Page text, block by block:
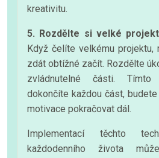
kreativitu.
5. Rozdělte si velké
Když čelíte velkému projektu,
zdát obtížné začít. Rozdělte
zvládnutelné části.
dokončíte každou část,
motivace pokračovat dál.
Implementací těchto
každodenního života